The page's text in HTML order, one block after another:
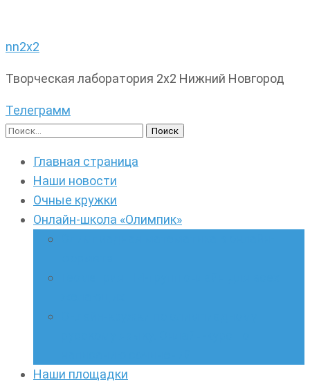
nn2x2
Творческая лаборатория 2х2 Нижний Новгород
Телеграмм
Найти:
Главная страница
Наши новости
Очные кружки
Онлайн-школа «Олимпик»
Наши площадки